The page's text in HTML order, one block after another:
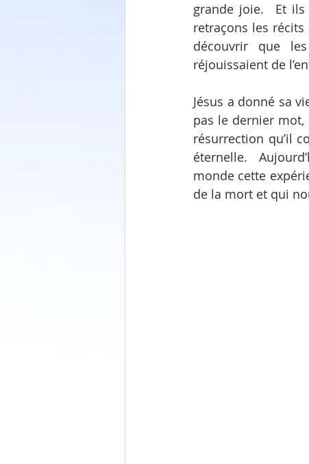
grande joie.  Et
retraçons les
découvrir que
réjouissaient de
Jésus a donné sa
pas le dernier mot,
résurrection qu’il
éternelle.
monde cette
de la mort et qui